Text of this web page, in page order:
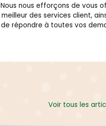
Nous nous efforçons de vous
meilleur des services client,
de répondre à toutes vos
Voir tous les